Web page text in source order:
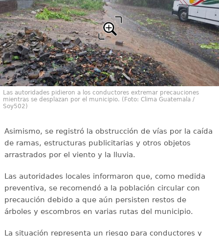
Las autoridades pidieron a los conductores extremar precauciones
mientras se desplazan por el municipio. (Foto: Clima Guatemala /
Soy502)
Asimismo, se registró la obstrucción de vías por la caída
de ramas, estructuras publicitarias y otros objetos
arrastrados por el viento y la lluvia.
Las autoridades locales informaron que, como medida
preventiva, se recomendó a la población circular con
precaución debido a que aún persisten restos de
árboles y escombros en varias rutas del municipio.
La situación representa un riesgo para conductores y